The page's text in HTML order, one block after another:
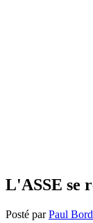
L'ASSE se
Posté parPaul